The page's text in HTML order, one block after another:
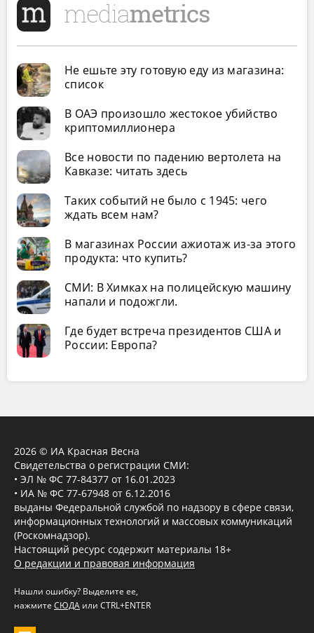
Не ешьте эту готовую еду из магазина:
список
В ОАЭ произошло жестокое убийство
криптомиллионера
Все новости по падению вертолета на
Кавказе: читать здесь
Таких событий не было с 1945: чего
ждать всем нам?
В магазинах России ажиотаж из-за этого
продукта: что купить?
СМИ: В Химках на полицейскую машину
напали и подожгли.
Где будет встреча президентов США и
России: Европа?
2026 © ИА Красная Весна
Свидетельства о регистрации СМИ:
• ЭЛ № ФС 77-84377 от 16.01.2023
• ИА № ФС 77-67948 от 6.12.2016
выданы Федеральной службой по надзору в сфере связи,
информационных технологий и массовых коммуникаций
(Роскомнадзор).
Настоящий ресурс содержит материалы 18+
О редакции и правовая информация
Нашли ошибку? Выделите ее,
нажмите СЮДА или CTRL+ENTER